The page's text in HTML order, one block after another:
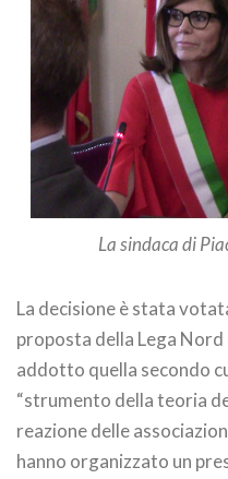
La sindaca di
La decisione è stata
proposta della Lega
addotto quella secondo
“strumento della teoria
reazione delle
hanno organizzato un